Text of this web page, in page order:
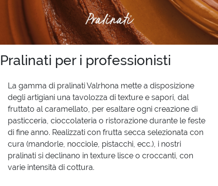
Pralinati per i professionisti
La gamma di pralinati Valrhona mette a disposizione
degli artigiani una tavolozza di texture e sapori, dal
fruttato al caramellato, per esaltare ogni creazione di
pasticceria, cioccolateria o ristorazione durante le feste
di fine anno. Realizzati con frutta secca selezionata con
cura (mandorle, nocciole, pistacchi, ecc.), i nostri
pralinati si declinano in texture lisce o croccanti, con
varie intensità di cottura.